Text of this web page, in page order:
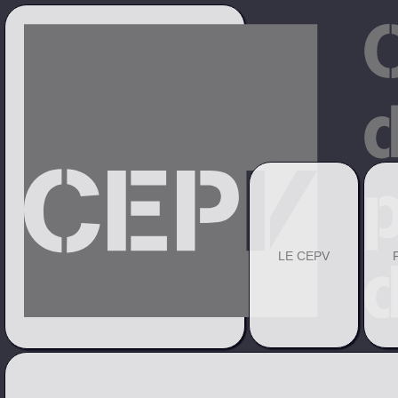
LE CEPV